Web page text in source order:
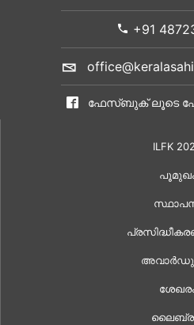
+91
ഫേസ്ബുക് ലൂടെ
ILFK